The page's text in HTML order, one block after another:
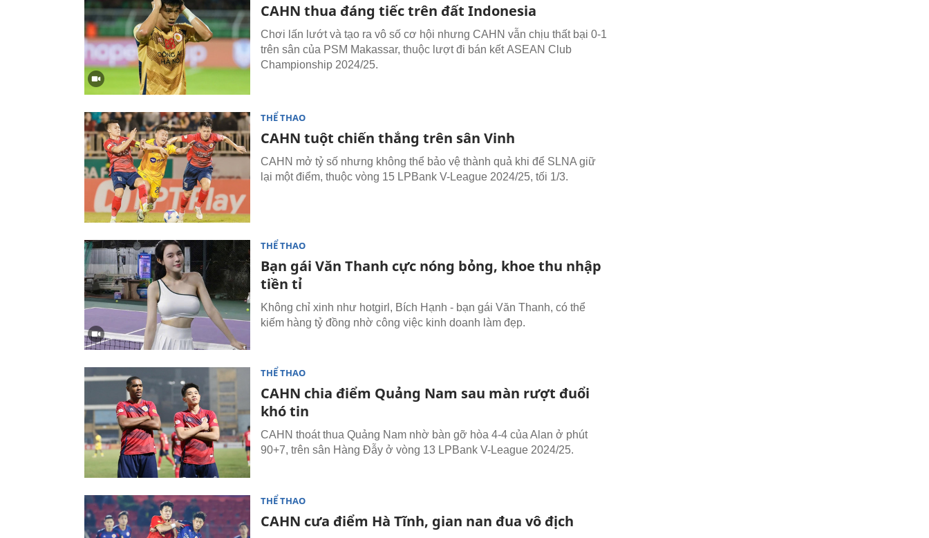
CAHN thua đáng tiếc trên đất Indonesia
Chơi lấn lướt và tạo ra vô số cơ hội nhưng CAHN vẫn chịu thất bại 0-1
trên sân của PSM Makassar, thuộc lượt đi bán kết ASEAN Club
Championship 2024/25.
THỂ THAO
CAHN tuột chiến thắng trên sân Vinh
CAHN mở tỷ số nhưng không thể bảo vệ thành quả khi để SLNA giữ
lại một điểm, thuộc vòng 15 LPBank V-League 2024/25, tối 1/3.
THỂ THAO
Bạn gái Văn Thanh cực nóng bỏng, khoe thu nhập
tiền tỉ
Không chỉ xinh như hotgirl, Bích Hạnh - bạn gái Văn Thanh, có thể
kiếm hàng tỷ đồng nhờ công việc kinh doanh làm đẹp.
THỂ THAO
CAHN chia điểm Quảng Nam sau màn rượt đuổi
khó tin
CAHN thoát thua Quảng Nam nhờ bàn gỡ hòa 4-4 của Alan ở phút
90+7, trên sân Hàng Đẫy ở vòng 13 LPBank V-League 2024/25.
THỂ THAO
CAHN cưa điểm Hà Tĩnh, gian nan đua vô địch